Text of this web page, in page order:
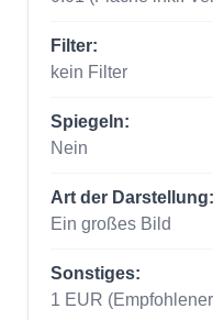
Filter:
kein Filter
Spiegeln:
Nein
Art der Darstellung:
Ein großes Bild
Sonstiges:
1 EUR